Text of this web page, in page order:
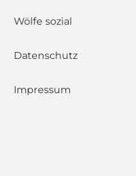
Wölfe erkämpfen
Wölfe sozial
Datenschutz
Impressum